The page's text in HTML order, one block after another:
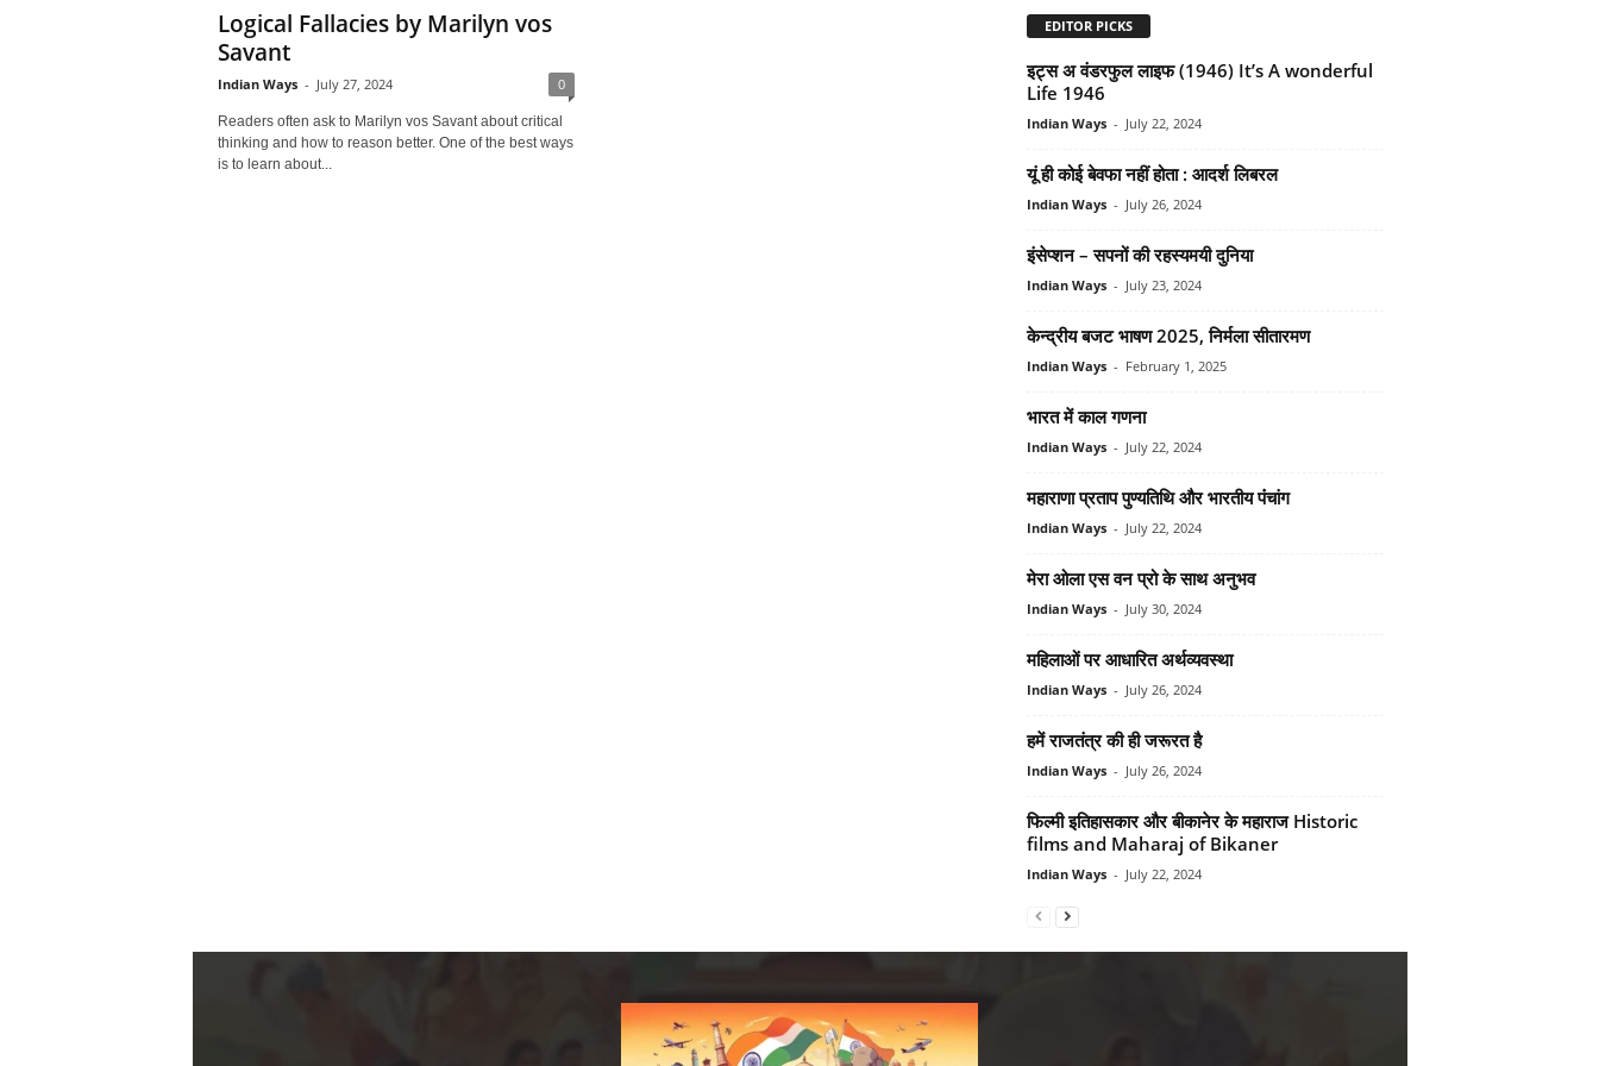
Logical Fallacies by Marilyn vos
Savant
Indian Ways - July 27, 2024 0
Readers often ask to Marilyn vos Savant about critical
thinking and how to reason better. One of the best ways
is to learn about...
EDITOR PICKS
इट्स अ वंडरफुल लाइफ (1946) It’s A wonderful
Life 1946
Indian Ways - July 22, 2024
यूं ही कोई बेवफा नहीं होता : आदर्श लिबरल
Indian Ways - July 26, 2024
इंसेप्‍शन – सपनों की रहस्‍यमयी दुनिया
Indian Ways - July 23, 2024
केन्‍द्रीय बजट भाषण 2025, निर्मला सीतारमण
Indian Ways - February 1, 2025
भारत में काल गणना
Indian Ways - July 22, 2024
महाराणा प्रताप पुण्‍यतिथि और भारतीय पंंचांग
Indian Ways - July 22, 2024
मेरा ओला एस वन प्रो के साथ अनुभव
Indian Ways - July 30, 2024
महिलाओं पर आधारित अर्थव्‍यवस्‍था
Indian Ways - July 26, 2024
हमें राजतंत्र की ही जरूरत है
Indian Ways - July 26, 2024
फिल्‍मी इतिहासकार और बीकानेर के महाराज Historic
films and Maharaj of Bikaner
Indian Ways - July 22, 2024